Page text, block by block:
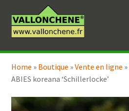
à
la
au
contenu
Vente en ligne
Coaching pour le jardin
Home » Boutique »Vente en ligne »
ABIES koreana ‘Schillerlocke’